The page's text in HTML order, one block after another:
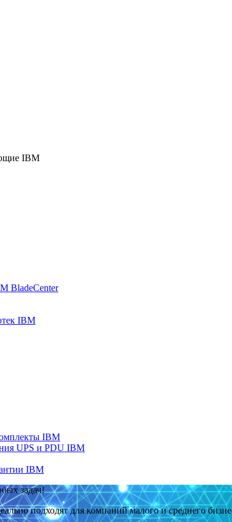
IBM
BladeCenter
IBM
IBM
UPS и PDU IBM
IBM
задач!
подходят для компаний малого и среднего